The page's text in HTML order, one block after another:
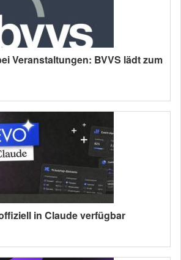
Veranstaltungen: BVVS lädt zum
in Claude verfügbar